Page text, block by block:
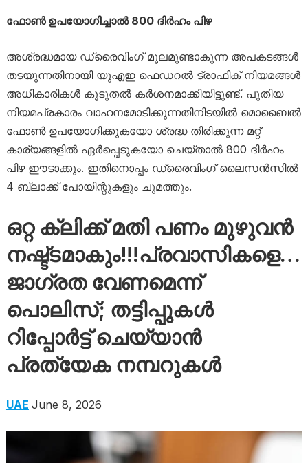
ഫോൺ ഉപയോഗിച്ചാൽ 800 ദിർഹം പിഴ
അശ്രദ്ധമായ ഡ്രൈവിംഗ് മൂലമുണ്ടാകുന്ന അപകടങ്ങൾ
തടയുന്നതിനായി യുഎഇ ഫെഡറൽ ട്രാഫിക് നിയമങ്ങൾ
അധികാരികൾ കൂടുതൽ കർശനമാക്കിയിട്ടുണ്ട്. പുതിയ
നിയമപ്രകാരം വാഹനമോടിക്കുന്നതിനിടയിൽ മൊബൈൽ
ഫോൺ ഉപയോഗിക്കുകയോ ശ്രദ്ധ തിരിക്കുന്ന മറ്റ്
കാര്യങ്ങളിൽ ഏർപ്പെടുകയോ ചെയ്താൽ 800 ദിർഹം
പിഴ ഈടാക്കും. ഇതിനൊപ്പം ഡ്രൈവിംഗ് ലൈസൻസിൽ
4 ബ്ലാക്ക് പോയിന്റുകളും ചുമത്തും.
ഒറ്റ ക്ലിക്ക് മതി പണം മുഴുവൻ
നഷ്ട്ടമാകും!!!പ്രവാസികളെ…
ജാഗ്രത വേണമെന്ന്
പൊലിസ്; തട്ടിപ്പുകൾ
റിപ്പോർട്ട് ചെയ്യാൻ
പ്രത്യേക നമ്പറുകൾ
UAE June 8, 2026